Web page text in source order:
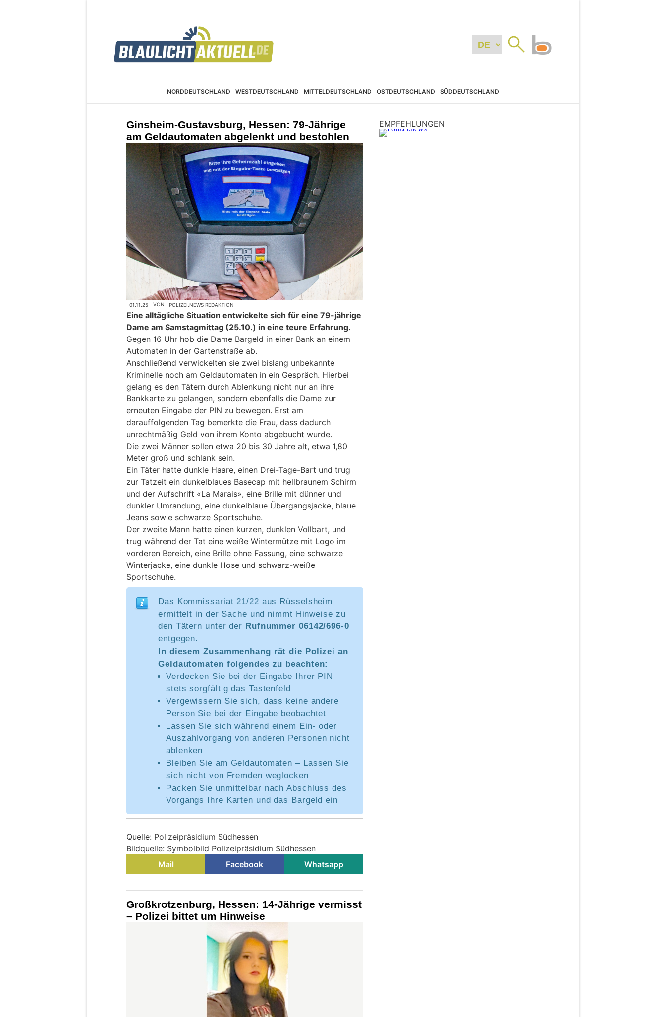
NORDDEUTSCHLAND WESTDEUTSCHLAND MITTELDEUTSCHLAND OSTDEUTSCHLAND SÜDDEUTSCHLAND
Ginsheim-Gustavsburg, Hessen: 79-Jährige
am Geldautomaten abgelenkt und bestohlen
01.11.25 VON POLIZEI.NEWS REDAKTION
Eine alltägliche Situation entwickelte sich für eine 79-jährige
Dame am Samstagmittag (25.10.) in eine teure Erfahrung.
Gegen 16 Uhr hob die Dame Bargeld in einer Bank an einem
Automaten in der Gartenstraße ab.
Anschließend verwickelten sie zwei bislang unbekannte
Kriminelle noch am Geldautomaten in ein Gespräch. Hierbei
gelang es den Tätern durch Ablenkung nicht nur an ihre
Bankkarte zu gelangen, sondern ebenfalls die Dame zur
erneuten Eingabe der PIN zu bewegen. Erst am
darauffolgenden Tag bemerkte die Frau, dass dadurch
unrechtmäßig Geld von ihrem Konto abgebucht wurde.
Die zwei Männer sollen etwa 20 bis 30 Jahre alt, etwa 1,80
Meter groß und schlank sein.
Ein Täter hatte dunkle Haare, einen Drei-Tage-Bart und trug
zur Tatzeit ein dunkelblaues Basecap mit hellbraunem Schirm
und der Aufschrift «La Marais», eine Brille mit dünner und
dunkler Umrandung, eine dunkelblaue Übergangsjacke, blaue
Jeans sowie schwarze Sportschuhe.
Der zweite Mann hatte einen kurzen, dunklen Vollbart, und
trug während der Tat eine weiße Wintermütze mit Logo im
vorderen Bereich, eine Brille ohne Fassung, eine schwarze
Winterjacke, eine dunkle Hose und schwarz-weiße
Sportschuhe.
Das Kommissariat 21/22 aus Rüsselsheim
ermittelt in der Sache und nimmt Hinweise zu
den Tätern unter der Rufnummer 06142/696-0
entgegen.
In diesem Zusammenhang rät die Polizei an
Geldautomaten folgendes zu beachten:
Verdecken Sie bei der Eingabe Ihrer PIN
stets sorgfältig das Tastenfeld
Vergewissern Sie sich, dass keine andere
Person Sie bei der Eingabe beobachtet
Lassen Sie sich während einem Ein- oder
Auszahlvorgang von anderen Personen nicht
ablenken
Bleiben Sie am Geldautomaten – Lassen Sie
sich nicht von Fremden weglocken
Packen Sie unmittelbar nach Abschluss des
Vorgangs Ihre Karten und das Bargeld ein
Quelle: Polizeipräsidium Südhessen
Bildquelle: Symbolbild Polizeipräsidium Südhessen
Mail
Facebook Whatsapp
Großkrotzenburg, Hessen: 14-Jährige vermisst
– Polizei bittet um Hinweise
EMPFEHLUNGEN